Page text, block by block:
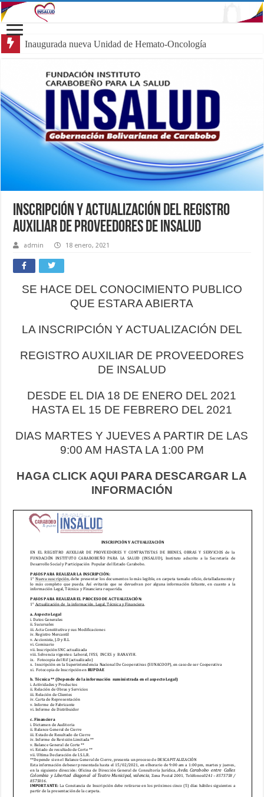
Inaugurada nueva Unidad de Hemato-Oncología Pediátric
INSCRIPCIÓN Y ACTUALIZACIÓN DEL REGISTRO
AUXILIAR DE PROVEEDORES DE INSALUD
admin 18 enero, 2021
SE HACE DEL CONOCIMIENTO PUBLICO
QUE ESTARA ABIERTA
LA INSCRIPCIÓN Y ACTUALIZACIÓN DEL
REGISTRO AUXILIAR DE PROVEEDORES
DE INSALUD
DESDE EL DIA 18 DE ENERO DEL 2021
HASTA EL 15 DE FEBRERO DEL 2021
DIAS MARTES Y JUEVES A PARTIR DE LAS
9:00 AM HASTA LA 1:00 PM
HAGA CLICK AQUI PARA DESCARGAR LA
INFORMACIÓN